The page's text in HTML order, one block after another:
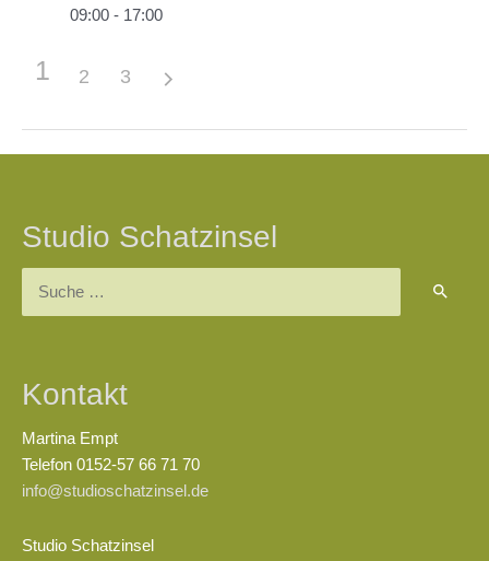
09:00 - 17:00
1 2 3
Studio Schatzinsel
Kontakt
Martina Empt
Telefon 0152-57 66 71 70
info@studioschatzinsel.de
Studio Schatzinsel